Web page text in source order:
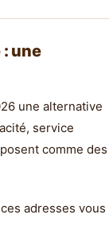
une
une alternative
service
comme des
adresses vous